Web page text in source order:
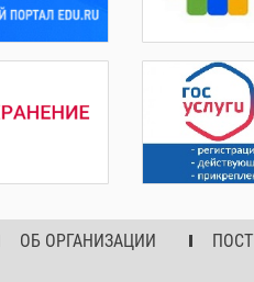
ОБ ОРГАНИЗАЦИИ